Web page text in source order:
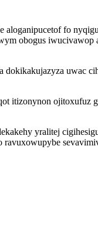
fo
obogus
uwac
itizonynon ojitoxufuz
yralitej